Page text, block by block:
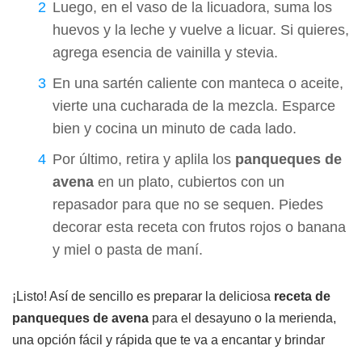
Luego, en el vaso de la licuadora, suma los
huevos y la leche y vuelve a licuar. Si quieres,
agrega esencia de vainilla y stevia.
En una sartén caliente con manteca o aceite,
vierte una cucharada de la mezcla. Esparce
bien y cocina un minuto de cada lado.
Por último, retira y aplila los panqueques de
avena en un plato, cubiertos con un
repasador para que no se sequen. Piedes
decorar esta receta con frutos rojos o banana
y miel o pasta de maní.
¡Listo! Así de sencillo es preparar la deliciosa receta de
panqueques de avena para el desayuno o la merienda,
una opción fácil y rápida que te va a encantar y brindar